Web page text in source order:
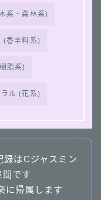
系・森林系)
(香辛料系)
脂系)
ル (花系)
録はCジャスミン
です
に帰属します